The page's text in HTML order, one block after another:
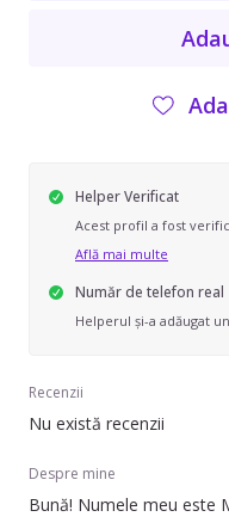
Helper Verificat
Acest profil a fost
Află mai multe
Număr de telefon real
Helperul și-a adăugat
Recenzii
Nu există recenzii
Despre mine
Bună! Numele meu este Maria am 58 de ani .